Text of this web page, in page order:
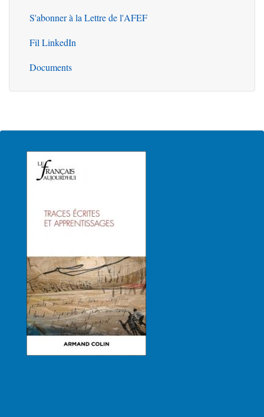
S'abonner à la Lettre de l'AFEF
Fil LinkedIn
Documents